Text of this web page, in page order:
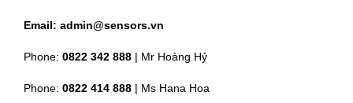
Email: admin@sensors.vn
Phone: 0822 342 888 | Mr Hoàng Hỷ
Phone: 0822 414 888 | Ms Hana Hoa